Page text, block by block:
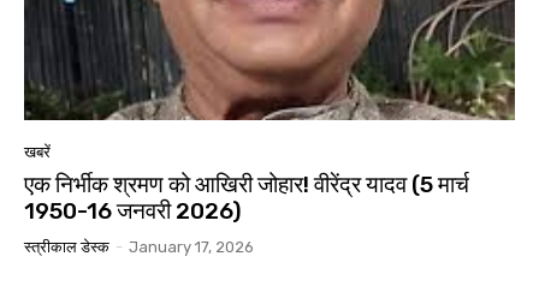
खबरें
एक निर्भीक श्रमण को आखिरी जोहार! वीरेंद्र यादव (5 मार्च
1950-16 जनवरी 2026)
स्त्रीकाल डेस्क - January 17, 2026